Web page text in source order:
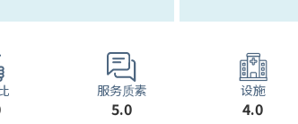
服务质素
5.0
设施
4.0